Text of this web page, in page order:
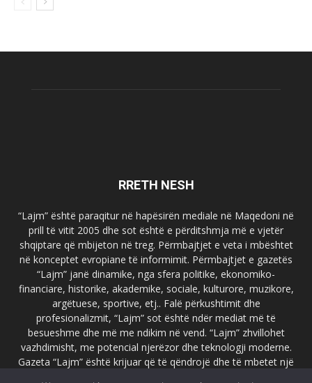
RRETH NESH
“Lajm” është paraqitur në hapësirën mediale në Maqedoni në
prill të vitit 2005 dhe sot është e përditshmja më e vjetër
shqiptare që mbijeton në treg. Përmbajtjet e veta i mbështet
në konceptet evropiane të informimit. Përmbajtjet e gazetës
“Lajm” janë dinamike, nga sfera politike, ekonomiko-
financiare, historike, akademike, sociale, kulturore, muzikore,
argëtuese, sportive, etj.. Falë përkushtimit dhe
profesionalizmit, “Lajm” sot është ndër mediat më të
besueshme dhe më me ndikim në vend. “Lajm” zhvillohet
vazhdimisht, me potencial njerëzor dhe teknologji moderne.
Gazeta “Lajm” është krijuar që të qëndrojë dhe të mbetet një